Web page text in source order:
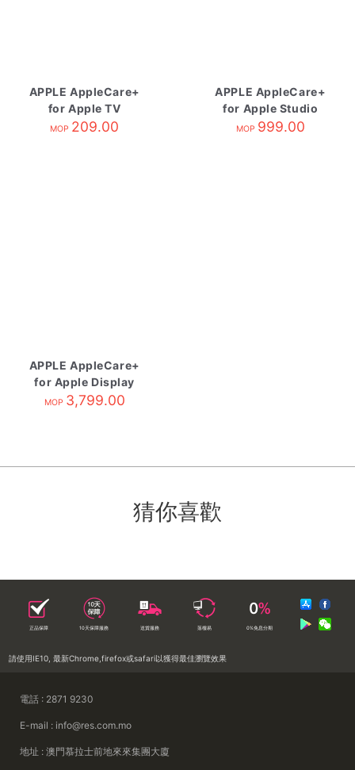
APPLE AppleCare+
for Apple TV
MOP 209.00
APPLE AppleCare+
for Apple Studio
Display
MOP 999.00
APPLE AppleCare+
for Apple Display
MOP 3,799.00
猜你喜歡
正品保障 10天保障服務 送貨服務 落樓易 0%免息分期
請使用IE10, 最新Chrome,firefox或safari以獲得最佳瀏覽效果
電話 : 2871 9230
E-mail : info@res.com.mo
地址 : 澳門慕拉士前地來來集團大廈